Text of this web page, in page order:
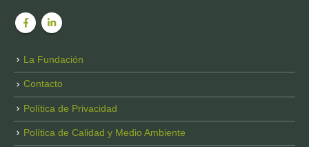
La Fundación
Contacto
Política de Privacidad
Política de Calidad y Medio Ambiente